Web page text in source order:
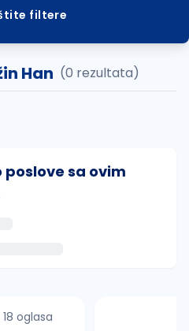
filtere
Han (0 rezultata)
sa ovim
18 oglasa